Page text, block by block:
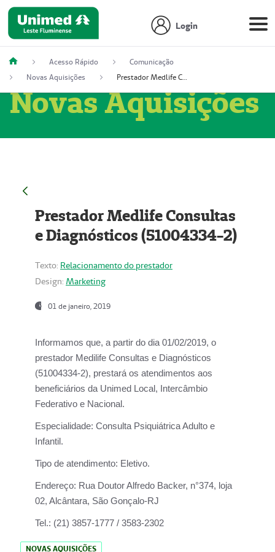
Login
Acesso Rápido
Comunicação
Novas Aquisições
Prestador Medlife Consultas e Diagnósticos (51004334-2)
Novas Aquisições
Prestador Medlife Consultas
e Diagnósticos (51004334-2)
Texto: Relacionamento do prestador
Design: Marketing
01 de janeiro, 2019
Informamos que, a partir do dia 01/02/2019, o
prestador Medilife Consultas e Diagnósticos
(51004334-2), prestará os atendimentos aos
beneficiários da Unimed Local, Intercâmbio
Federativo e Nacional.
Especialidade: Consulta Psiquiátrica Adulto e
Infantil.
Tipo de atendimento: Eletivo.
Endereço: Rua Doutor Alfredo Backer, n°374, loja
02, Alcântara, São Gonçalo-RJ
Tel.: (21) 3857-1777 / 3583-2302
NOVAS AQUISIÇÕES